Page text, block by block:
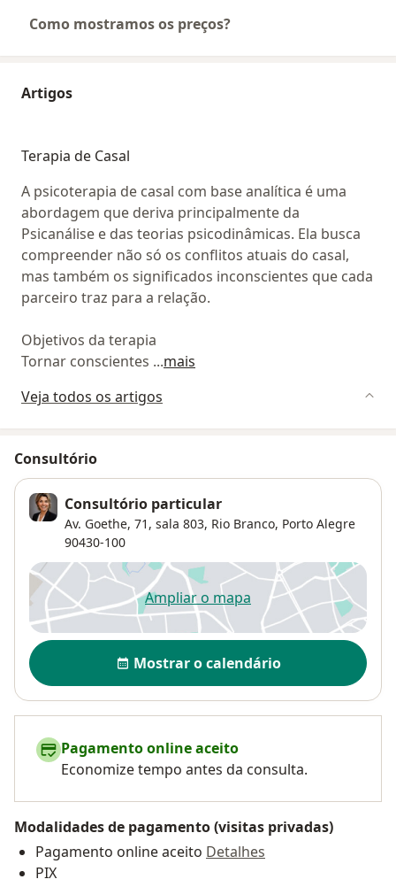
Como mostramos os preços?
Artigos
Terapia de Casal
A psicoterapia de casal com base analítica é uma
abordagem que deriva principalmente da
Psicanálise e das teorias psicodinâmicas. Ela busca
compreender não só os conflitos atuais do casal,
mas também os significados inconscientes que cada
parceiro traz para a relação.
Objetivos da terapia
Tornar conscientes ...mais
Veja todos os artigos
Consultório
Consultório particular
Av. Goethe, 71, sala 803, Rio Branco, Porto Alegre
90430-100
Ampliar o mapaabre num novo separador
Disponibilidade
Mostrar o calendário
Pagamento online aceito
Economize tempo antes da consulta.
Modalidades de pagamento (visitas privadas)
Pagamento online aceito Detalhes
PIX